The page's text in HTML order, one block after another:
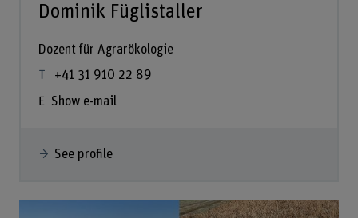
Dominik Füglistaller
Dozent für Agrarökologie
+41 31 910 22 89
Show e-mail
See profile